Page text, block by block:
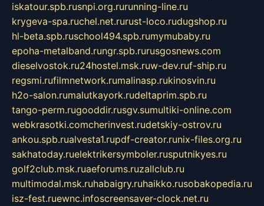
iskatour.spb.rusnpi.org.rurunning-line.ru
krygeva-spa.ruchel.net.rurust-loco.rudugshop.ru
hl-beta.spb.ruschool494.spb.rumymubaby.ru
epoha-metalband.rungr.spb.rurusgosnews.com
dieselvostok.ru24hostel.msk.ruw-dev.ruf-ship.ru
regsmi.rufilmnetwork.rumalinasp.rukinosvin.ru
h2o-salon.rumalutkayork.rudeltaprim.spb.ru
tango-perm.rugooddir.rusgv.sumultiki-online.com
webkrasotki.comcherinvest.rudetskiy-ostrov.ru
ankou.spb.rualvesta1.rupdf-creator.runix-files.org.ru
sakhatoday.ruelektrikersymboler.rusputnikyes.ru
golf2club.msk.ruaeforums.ruzallclub.ru
multimodal.msk.ruhabaigry.ruhaikko.rusobakopedia.ru
isz-fest.ruewnc.infoscreensaver-clock.net.ru